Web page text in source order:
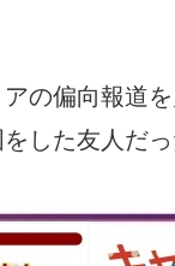
の偏向報道
した友人だっ